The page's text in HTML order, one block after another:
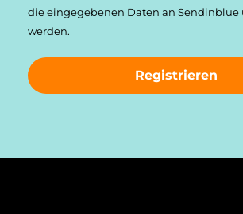
die einge­gebenen Daten an
werden.
Registrieren